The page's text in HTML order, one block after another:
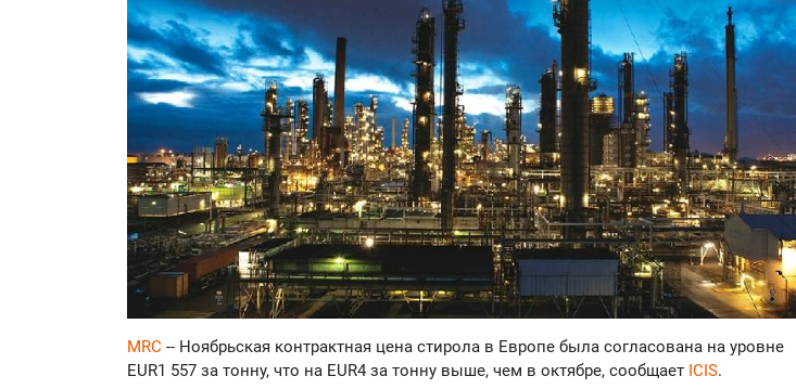
MRC -- Ноябрьская контрактная цена стирола в Европе была согласована на уровне
EUR1 557 за тонну, что на EUR4 за тонну выше, чем в октябре, сообщает ICIS.